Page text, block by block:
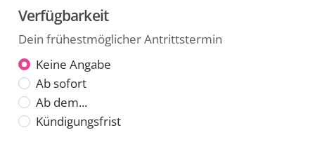
Klammern
und
das
Leerzeichen
erlaubt.
Verfügbarkeit
Dein frühestmöglicher Antrittstermin
Dein
frühestmöglicher
Antrittstermin
Keine Angabe
Ab sofort
Ab dem...
Kündigungsfrist